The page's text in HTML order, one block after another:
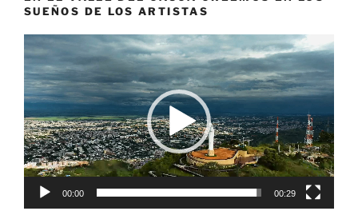
SUEÑOS DE LOS ARTISTAS
Reproductor
de
vídeo
00:00 00:29